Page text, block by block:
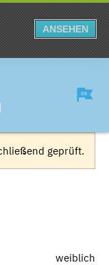
ANSEHEN
geprüft.
weiblich